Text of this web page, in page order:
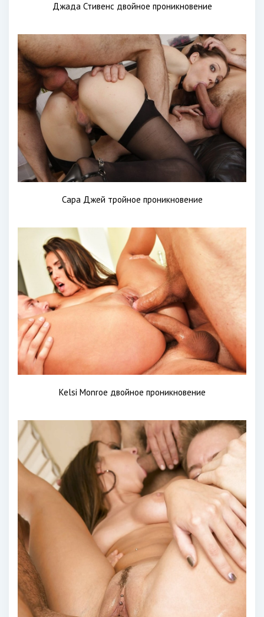
Джада Стивенс двойное проникновение
Сара Джей тройное проникновение
Kelsi Monroe двойное проникновение